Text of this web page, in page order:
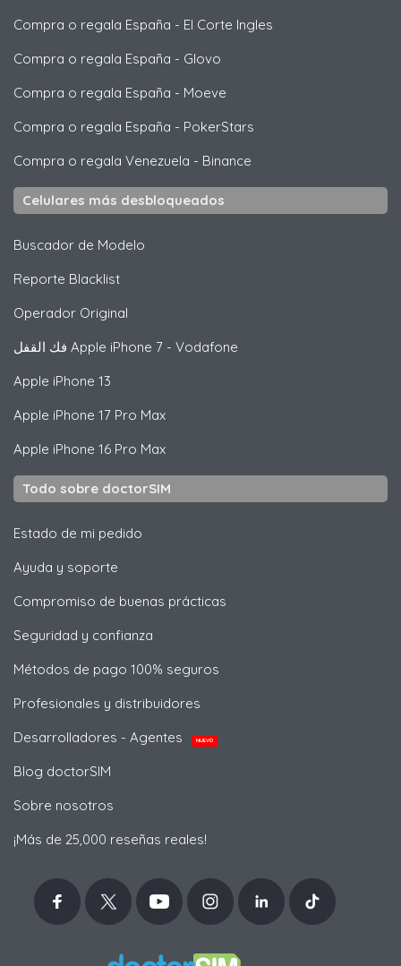
Compra o regala España - El Corte Ingles
Compra o regala España - Glovo
Compra o regala España - Moeve
Compra o regala España - PokerStars
Compra o regala Venezuela - Binance
Celulares más desbloqueados
Buscador de Modelo
Reporte Blacklist
Operador Original
Apple iPhone 7 - Vodafone
Apple iPhone 13
Apple iPhone 17 Pro Max
Apple iPhone 16 Pro Max
Todo sobre doctorSIM
Estado de mi pedido
Ayuda y soporte
Compromiso de buenas prácticas
Seguridad y confianza
Métodos de pago 100% seguros
Profesionales y distribuidores
Desarrolladores - Agentes
NUEVO
Blog doctorSIM
Sobre nosotros
¡Más de 25,000 reseñas reales!